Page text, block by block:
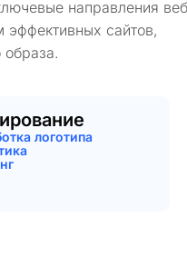
направления
эффективных сайтов,
образа.
логотипа